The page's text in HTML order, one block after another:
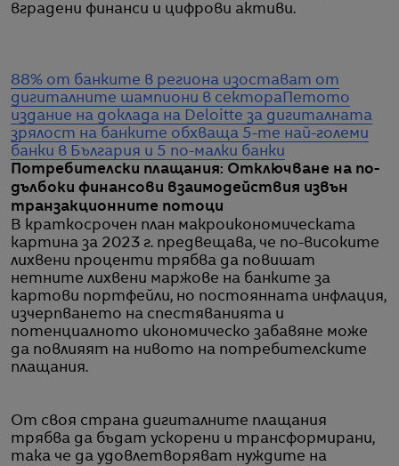
вградени финанси и цифрови активи.
88% от банките в региона изостават от
дигиталните шампиони в сектора Петото
издание на доклада на Deloitte за дигиталната
зрялост на банките обхваща 5-те най-големи
банки в България и 5 по-малки банки
Потребителски плащания: Отключване на по-
дълбоки финансови взаимодействия извън
транзакционните потоци
В краткосрочен план макроикономическата
картина за 2023 г. предвещава, че по-високите
лихвени проценти трябва да повишат
нетните лихвени маржове на банките за
картови портфейли, но постоянната инфлация,
изчерпването на спестяванията и
потенциалното икономическо забавяне може
да повлияят на нивото на потребителските
плащания.
От своя страна дигиталните плащания
трябва да бъдат ускорени и трансформирани,
така че да удовлетворяват нуждите на